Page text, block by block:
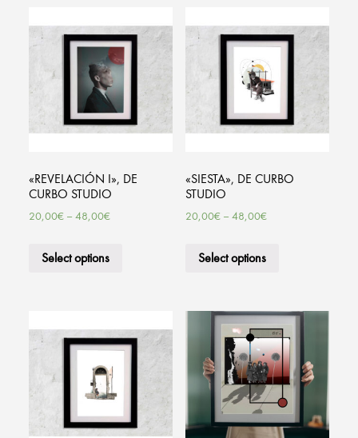
«REVELACIÓN I», DE
CURBO STUDIO
20,00€– 48,00€
Select options
«SIESTA», DE CURBO
STUDIO
20,00€– 48,00€
Select options